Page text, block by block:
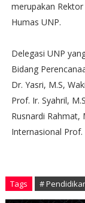
merupakan
Humas UNP.
Delegasi UNP
Bidang
Dr. Yasri, M.S,
Prof. Ir. Syahril,
Rusnardi Rahmat,
Internasional Prof.
Tags #